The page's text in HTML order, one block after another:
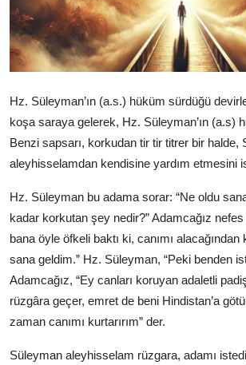
DİNİ BİLGİLER
Hz. Süleyman’ın (a.s.) hüküm sürdüğü
koşa saraya gelerek, Hz. Süleyman’ın (a.s)
Benzi sapsarı, korkudan tir tir titrer bir halde,
aleyhisselamdan kendisine yardım etmesini
Hz. Süleyman bu adama sorar: “Ne oldu
kadar korkutan şey nedir?” Adamcağız
bana öyle öfkeli baktı ki, canımı
sana geldim.” Hz. Süleyman, “Peki benden
Adamcağız, “Ey canları koruyan adaletli
rüzgâra geçer, emret de beni Hindistan’a
zaman canımı kurtarırım” der.
Süleyman aleyhisselam rüzgara, adamı